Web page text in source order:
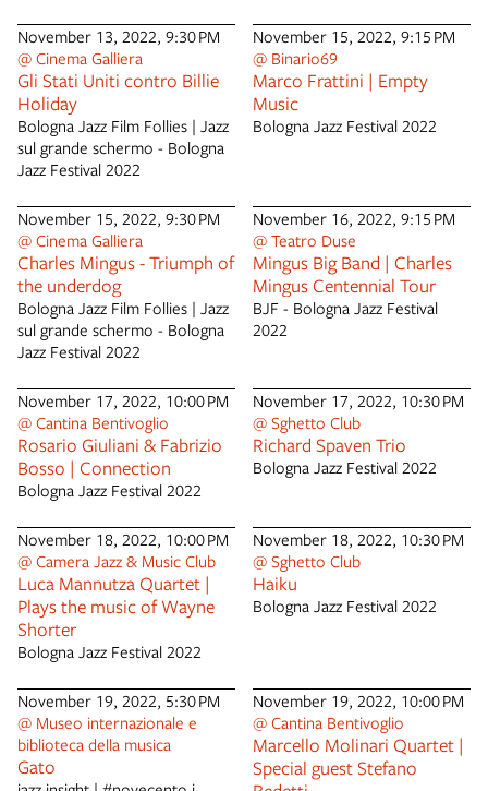
Nino Migliori, ha organizzato la
manifestazione Bologna
s’immagina, per la quale ha
anche partecipato alla
realizzazione della multivisione
a quaranta proiettori,
presentata nella Chiesa di
S.Mattia. Ha partecipato ad
Arte Fiera 2011, Fotografia
Europea a Reggio Emilia 2011,
3° Mediterraneo Foto Festival
di Lecce, Festival di fotografia
Savignano Immagini, settembre
2012Membro AIRF –
Associazione Italiana Reporter
Fotografi è fra gli organizzatori
Photogallery, a Bologna. Ha
collaborato con Pino Ninfa,
Claudio Marra, Nino Migliori,
Fulvio Bugani, Giorgio Celli, e
altri. Guido Samuel FrieriNasce
giovanissimo inizia il suo
percorso creativo
frequentando le prestigiose
scuole artistiche della sua città
natale. Da subito si appassiona
alla fotografia e con essa inizia
a ritrarre in pellicola la realtà
che lo circonda, con uno
spiccato senso di umanità e
delicatezza. I volti immortalati
nelle sue fotografie ritraggono
eroi quotidiani che trovano
November 13, 2022, 9:30 PM
@ Cinema Galliera
Gli Stati Uniti contro Billie
Holiday
Bologna Jazz Film Follies | Jazz
sul grande schermo - Bologna
Jazz Festival 2022
November 15, 2022, 9:15 PM
@ Binario69
Marco Frattini | Empty
Music
Bologna Jazz Festival 2022
November 15, 2022, 9:30 PM
@ Cinema Galliera
Charles Mingus - Triumph of
the underdog
Bologna Jazz Film Follies | Jazz
sul grande schermo - Bologna
Jazz Festival 2022
November 16, 2022, 9:15 PM
@ Teatro Duse
Mingus Big Band | Charles
Mingus Centennial Tour
BJF - Bologna Jazz Festival
2022
November 17, 2022, 10:00 PM
@ Cantina Bentivoglio
Rosario Giuliani & Fabrizio
Bosso | Connection
Bologna Jazz Festival 2022
November 17, 2022, 10:30 PM
@ Sghetto Club
Richard Spaven Trio
Bologna Jazz Festival 2022
November 18, 2022, 10:00 PM
@ Camera Jazz & Music Club
Luca Mannutza Quartet |
Plays the music of Wayne
Shorter
Bologna Jazz Festival 2022
November 18, 2022, 10:30 PM
@ Sghetto Club
Haiku
Bologna Jazz Festival 2022
November 19, 2022, 5:30 PM
@ Museo internazionale e
biblioteca della musica
Gato
November 19, 2022, 10:00 PM
@ Cantina Bentivoglio
Marcello Molinari Quartet |
Special guest Stefano